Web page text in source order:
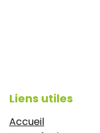
Liens utiles
Accueil